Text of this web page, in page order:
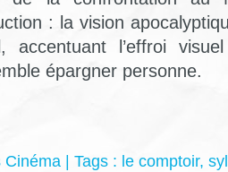
: la vision
accentuant l’effroi
épargner personne.
Cinéma | Tags : le comptoir,